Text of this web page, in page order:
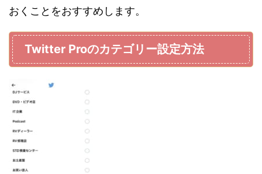
おくことをおすすめします。
Twitter Proのカテゴリー設定方法